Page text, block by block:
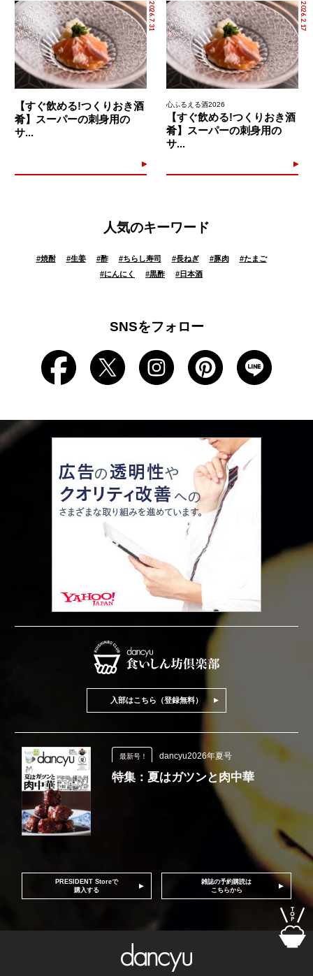
2026.7.31
【すぐ飲める!つくりおき酒
肴】スーパーの刺身用の
サ...
2026.2.17
心ふるえる酒2026
【すぐ飲める!つくりおき酒
肴】スーパーの刺身用の
サ...
人気のキーワード
#焼酎 #生姜 #酢 #ちらし寿司 #長ねぎ #豚肉 #たまご
#にんにく #黒酢 # 日本酒
SNSをフォロー
入部はこちら（登録無料）
最新号！ dancyu2026年夏号
特集：夏はガツンと肉中華
PRESIDENT Storeで
購入する
雑誌の予約購読は
こちらから